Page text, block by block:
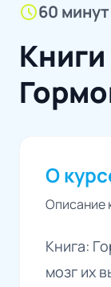
schedule60 минут
О
Описание
Книга:
мозг их